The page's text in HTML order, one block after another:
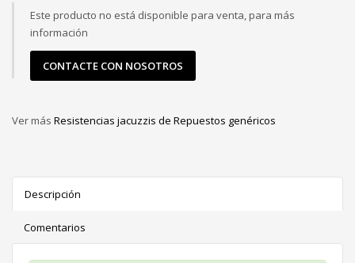
Este producto no está disponible para venta, para más
información
CONTACTE CON NOSOTROS
Ver más Resistencias jacuzzis de Repuestos genéricos
Descripción
Comentarios